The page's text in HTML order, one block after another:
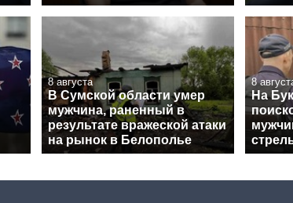
8 августа
В Сумской области умер
мужчина, раненный в
результате вражеской атаки
на рынок в Белополье
8
На